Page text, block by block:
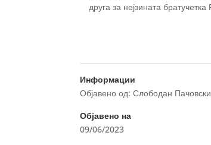
друга за нејзината
Информации
Објавено од: Слободан Пачовски
Објавено на
09/06/2023